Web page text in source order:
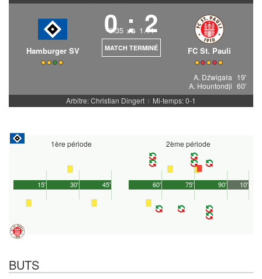
Hamburger SV
0 : 2
0.35 xG 1.44
MATCH TERMINÉ FC St. Pauli
A. Dźwigała 19'
A. Hountondji 60'
Arbitre: Christian Dingert | Mi-temps: 0-1
1ère période
45'
15' 30'
2ème période
90'
60' 75' 10'
BUTS